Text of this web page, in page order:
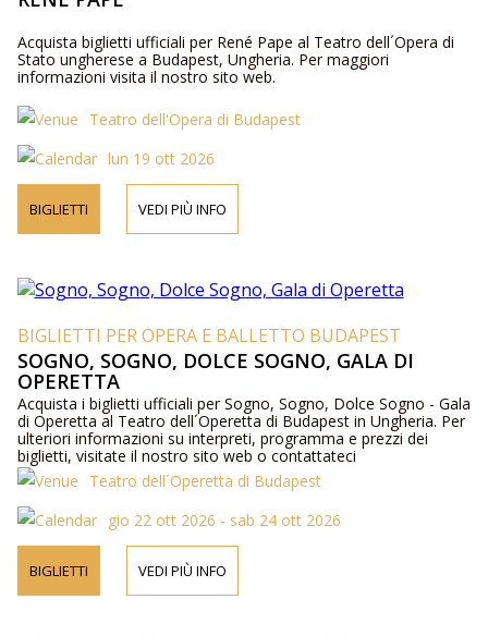
Acquista biglietti ufficiali per René Pape al Teatro dell´Opera di
Stato ungherese a Budapest, Ungheria. Per maggiori
informazioni visita il nostro sito web.
Teatro dell'Opera di Budapest
lun 19 ott 2026
BIGLIETTI VEDI PIÙ INFO
BIGLIETTI PER OPERA E BALLETTO BUDAPEST
SOGNO, SOGNO, DOLCE SOGNO, GALA DI
OPERETTA
Acquista i biglietti ufficiali per Sogno, Sogno, Dolce Sogno - Gala
di Operetta al Teatro dell´Operetta di Budapest in Ungheria. Per
ulteriori informazioni su interpreti, programma e prezzi dei
biglietti, visitate il nostro sito web o contattateci
telefonicamente.Teatro dell´Operetta di Budapest
gio 22 ott 2026 - sab 24 ott 2026
BIGLIETTI VEDI PIÙ INFO